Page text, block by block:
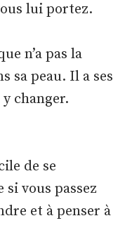
lui portez.
n’a pas la
sa peau. Il a ses
changer.
de se
si vous passez
et à penser à